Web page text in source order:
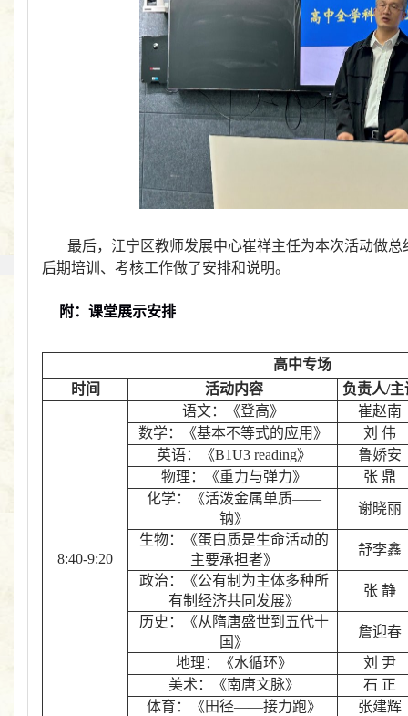
最后，江宁区教师发展中心崔祥主任为本次活动做
后期培训、考核工作做了安排和说明。
附：课堂展示安排
高中专场
时间
活动内容 负责人/主
8:40-9:20
语文：《登高》
崔赵南
数学：《基本不等式的应用》
刘 伟
英语：《B1U3 reading》
鲁娇安
物理：《重力与弹力》
张 鼎
化学：《活泼金属单质——
钠》
谢晓丽
生物：《蛋白质是生命活动的
主要承担者》
舒李鑫
政治：《公有制为主体多种所
有制经济共同发展》
张 静
历史：《从隋唐盛世到五代十
国》
詹迎春
地理：《水循环》
刘 尹
美术：《南唐文脉》
石 正
体育：《田径——接力跑》
张建辉